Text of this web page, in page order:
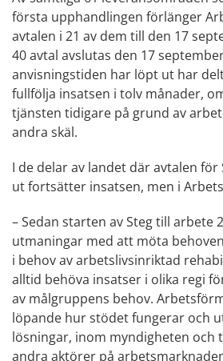
första upphandlingen förlänger
avtalen i 21 av dem till den 17
40 avtal avslutas den 17
anvisningstiden har löpt ut har
fullfölja insatsen i tolv månader,
tjänsten tidigare på grund av
andra skäl.
I de delar av landet där avtalen för
ut fortsätter insatsen, men i
– Sedan starten av Steg till arbete
utmaningar med att möta
i behov av arbetslivsinriktad
alltid behöva insatser i olika regi
av målgruppens behov.
löpande hur stödet fungerar och
lösningar, inom myndigheten och
andra aktörer på